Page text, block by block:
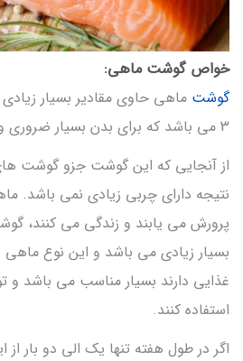
خواص گوشت ماهی:
گوشت ماهی حاوی مقادیر بسیار زیادی
3 می باشد که برای بدن بسیار ضروری و مفید می باشد.
از آنجایی که این گوشت جزو گوشت
نتیجه دارای چربی زیادی نمی باشد.
پرورش می یابند و زندگی می کنند،
بسیار زیادی می باشد و این نوع ماهی
غذایی دارند بسیار مناسب می باشد و
استفاده کنند.
اگر در طول هفته تنها یک الی دو بار